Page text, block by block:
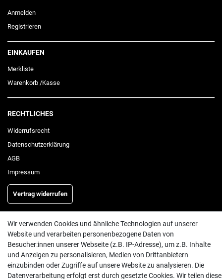
Anmelden
Registrieren
EINKAUFEN
Merkliste
Warenkorb /Kasse
RECHTLICHES
Widerrufs­recht
Daten­schutz­erklärung
AGB
Impressum
Vertrag widerrufen
INFORMATIONEN
Batterieentsorgung
Hilfe
Versand
Wir verwenden Cookies und ähnliche Technologien auf unserer
Website und verarbeiten personenbezogene Daten von
Besucher:innen unserer Webseite (z.B. IP-Adresse), um z.B. Inhalte
und Anzeigen zu personalisieren, Medien von Drittanbietern
einzubinden oder Zugriffe auf unsere Website zu analysieren. Die
Datenverarbeitung erfolgt erst durch gesetzte Cookies. Wir teilen diese